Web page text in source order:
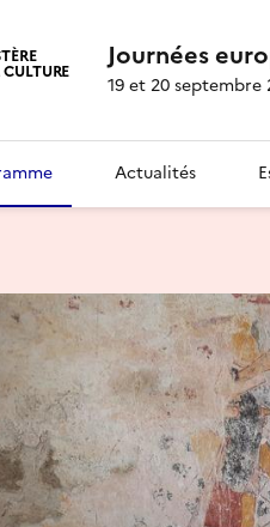
Journées
19 et 20 septembre
Actualités